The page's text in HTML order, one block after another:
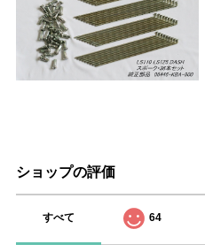
ショップの評価
すべて 64